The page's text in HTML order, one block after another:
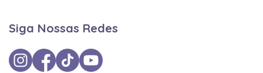
Siga Nossas Redes